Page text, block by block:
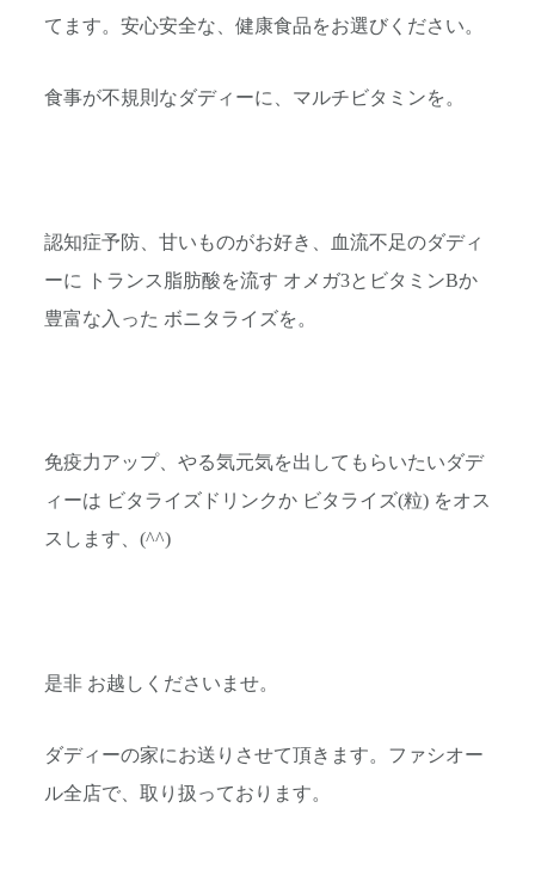
てます。安心安全な、健康食品をお選びください。
食事が不規則なダディーに、マルチビタミンを。
認知症予防、甘いものがお好き、血流不足のダディ
ーに トランス脂肪酸を流す オメガ3とビタミンBか
豊富な入った ボニタライズを。
免疫力アップ、やる気元気を出してもらいたいダデ
ィーは ビタライズドリンクか ビタライズ(粒) をオス
スします、(^^)
是非 お越しくださいませ。
ダディーの家にお送りさせて頂きます。ファシオー
ル全店で、取り扱っております。